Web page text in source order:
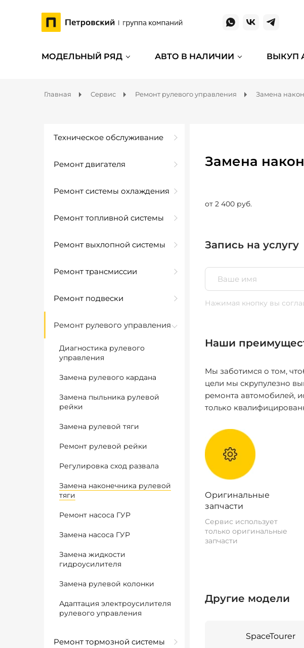
МОДЕЛЬНЫЙ РЯД АВТО В НАЛИЧИИ ВЫКУП
Главная Сервис Ремонт рулевого управления Замена
Техническое обслуживание
Ремонт двигателя
Ремонт системы охлаждения
Ремонт топливной системы
Ремонт выхлопной системы
Ремонт трансмиссии
Ремонт подвески
Ремонт рулевого управления
Диагностика рулевого
управления
Замена рулевого кардана
Замена пыльника рулевой
рейки
Замена рулевой тяги
Ремонт рулевой рейки
Регулировка сход развала
Замена наконечника рулевой
тяги
Ремонт насоса ГУР
Замена насоса ГУР
Замена жидкости
гидроусилителя
Замена рулевой колонки
Адаптация электроусилителя
рулевого управления
Ремонт тормозной системы
Замена
от 2 400 руб.
Запись на услугу
Нажимая кнопку вы
Наши
Мы заботимся о том,
цели мы скрупулезно
ремонта автомобилей,
только
Оригинальные
запчасти
Сервис использует
только оригинальные
запчасти
Другие модели
SpaceTourer